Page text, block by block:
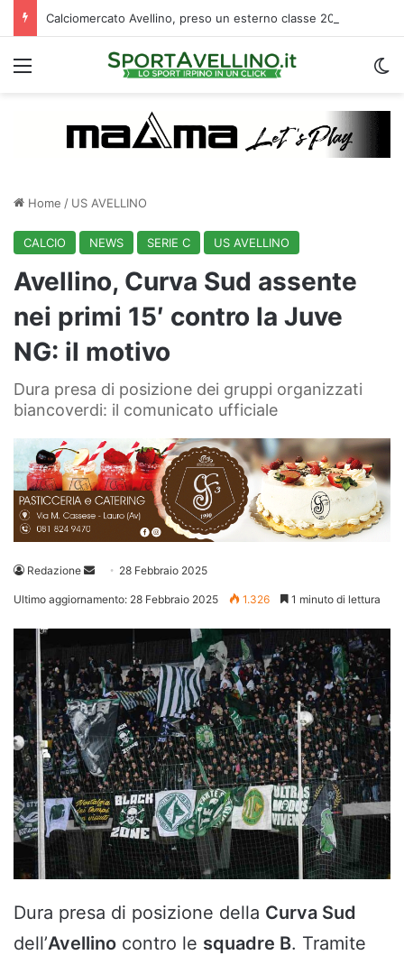
Menu
Home / US AVELLINO
CALCIO NEWS SERIE C US AVELLINO
Avellino, Curva Sud assente
nei primi 15′ contro la Juve
NG: il motivo
Dura presa di posizione dei gruppi organizzati
biancoverdi: il comunicato ufficiale
Redazione
Invia 28 Febbraio 2025
Ultimo aggiornamento: 28 Febbraio 2025 1.326 1 minuto di lettura
Dura presa di posizione della Curva Sud
dell’Avellino contro le squadre B. Tramite